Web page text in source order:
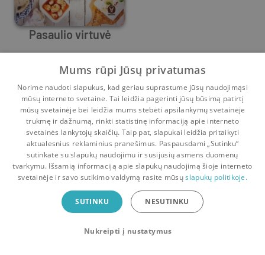
Pasaulio virtuvė
Mike Cooper,Lincoln Jefferson ,Christine France
8 18
Pradinis Krepšelis Pokalbiai Pranešimai Paskyra
Bookswap programėlė
Mainykis knygomis dar patogiau!
Uždaryti
Mums rūpi Jūsų privatumas
Norime naudoti slapukus, kad geriau suprastume jūsų naudojimąsi
mūsų interneto svetaine. Tai leidžia pagerinti jūsų būsimą patirtį
mūsų svetainėje bei leidžia mums stebėti apsilankymų svetainėje
trukmę ir dažnumą, rinkti statistinę informaciją apie interneto
svetainės lankytojų skaičių. Taip pat, slapukai leidžia pritaikyti
aktualesnius reklaminius pranešimus. Paspausdami „Sutinku“
sutinkate su slapukų naudojimu ir susijusių asmens duomenų
tvarkymu. Išsamią informaciją apie slapukų naudojimą šioje interneto
svetainėje ir savo sutikimo valdymą rasite mūsųslapukų politikoje.
SUTINKU NESUTINKU
Nukreipti į nustatymus